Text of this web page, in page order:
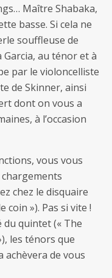
Maître Shabaka,
basse. Si cela ne
souffleuse de
au ténor et à
par le violoncelliste
de Skinner, ainsi
dont on vous a
à l’occasion
vous vous
chez le disquaire
»). Pas si vite !
du quintet (« The
les ténors que
achèvera de vous